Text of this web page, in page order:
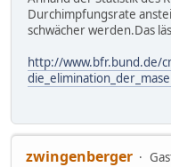
Durchimpfungsrate
schwächer werden.Das
http://www.bfr.bund.de/
zwingenberger